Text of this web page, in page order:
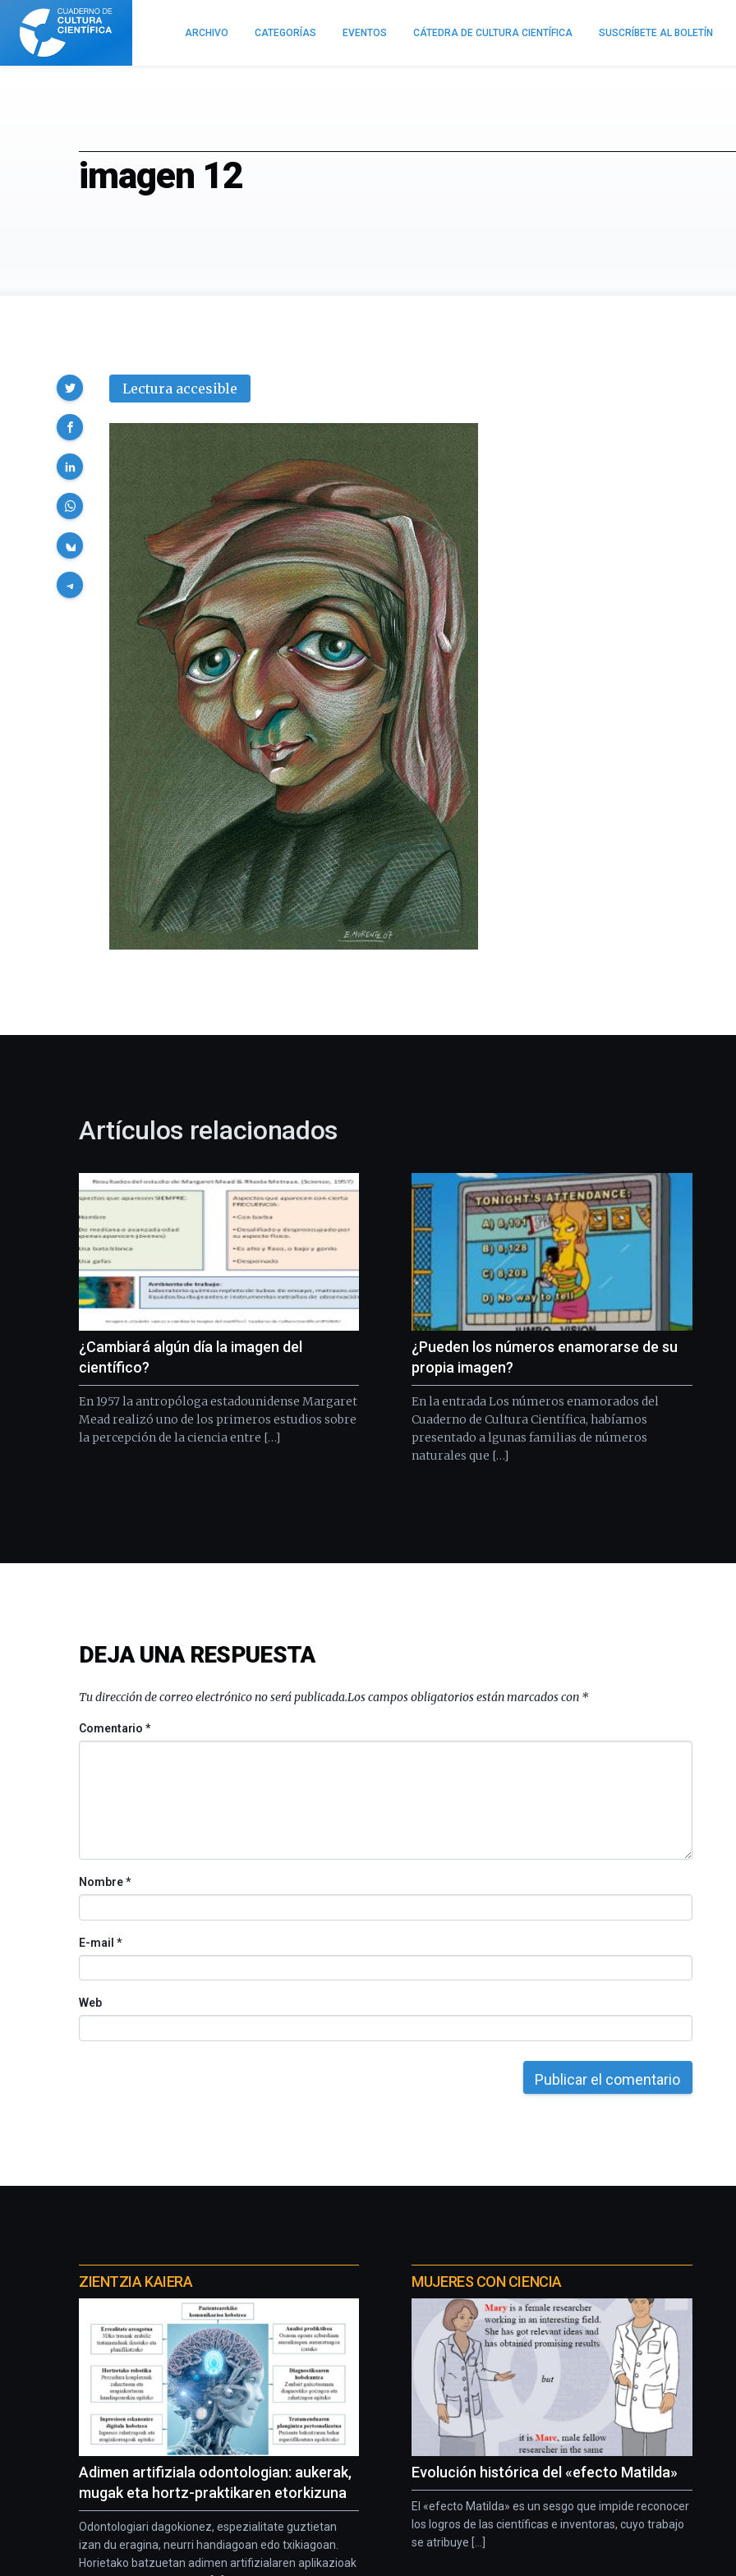
Cuaderno
Cultura
Científica
ARCHIVO CATEGORÍAS EVENTOS CÁTEDRA DE CULTURA CIENTÍFICA SUSCRÍBETE AL BOLETÍN
imagen 12
Lectura accesible
Compartir
Artículos relacionados
¿Cambiará algún día la imagen del
científico?
En 1957 la antropóloga estadounidense Margaret
Mead realizó uno de los primeros estudios sobre
la percepción de la ciencia entre […]
¿Pueden los números enamorarse de su
propia imagen?
En la entrada Los números enamorados del
Cuaderno de Cultura Científica, habíamos
presentado a lgunas familias de números
naturales que […]
DEJA UNA RESPUESTA
Tu dirección de correo electrónico no será publicada.Los campos obligatorios están marcados con *
Comentario*
Nombre*
E-mail *
Web
proyectos
ZIENTZIA KAIERA
Adimen artifiziala odontologian: aukerak,
mugak eta hortz-praktikaren etorkizuna
Odontologiari dagokionez, espezialitate guztietan
izan du eragina, neurri handiagoan edo txikiagoan.
Horietako batzuetan adimen artifizialaren aplikazioak
MUJERES CON CIENCIA
Evolución histórica del «efecto Matilda»
El «efecto Matilda» es un sesgo que impide reconocer
los logros de las científicas e inventoras, cuyo trabajo
se atribuye [...]